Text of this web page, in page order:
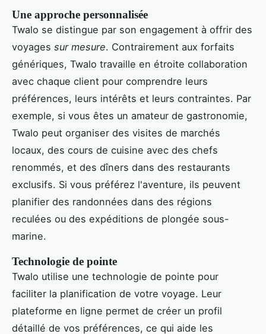
Une approche personnalisée
Twalo se distingue par son engagement à offrir des
voyages sur mesure. Contrairement aux forfaits
génériques, Twalo travaille en étroite collaboration
avec chaque client pour comprendre leurs
préférences, leurs intérêts et leurs contraintes. Par
exemple, si vous êtes un amateur de gastronomie,
Twalo peut organiser des visites de marchés
locaux, des cours de cuisine avec des chefs
renommés, et des dîners dans des restaurants
exclusifs. Si vous préférez l'aventure, ils peuvent
planifier des randonnées dans des régions
reculées ou des expéditions de plongée sous-
marine.
Technologie de pointe
Twalo utilise une technologie de pointe pour
faciliter la planification de votre voyage. Leur
plateforme en ligne permet de créer un profil
détaillé de vos préférences, ce qui aide les